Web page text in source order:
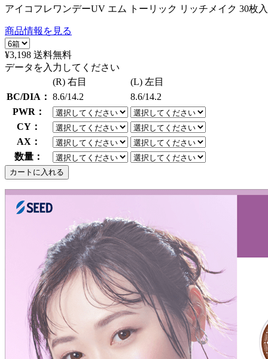
アイコフレワンデーUV エム トーリック リッチメイク 30枚
商品情報を見る
¥3,198 送料無料
データを入力してください
(R) 右目
(L) 左目
BC/DIA： 8.6/14.2
8.6/14.2
PWR：
CY：
AX：
数量：
カートに入れる